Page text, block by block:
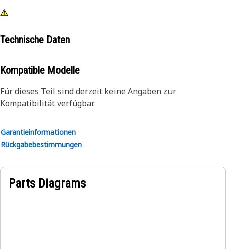
Technische Daten
Kompatible Modelle
Für dieses Teil sind derzeit keine Angaben zur
Kompatibilität verfügbar.
Garantieinformationen
Rückgabebestimmungen
Parts Diagrams